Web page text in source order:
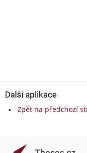
Další aplikace
Zpět na předchozí